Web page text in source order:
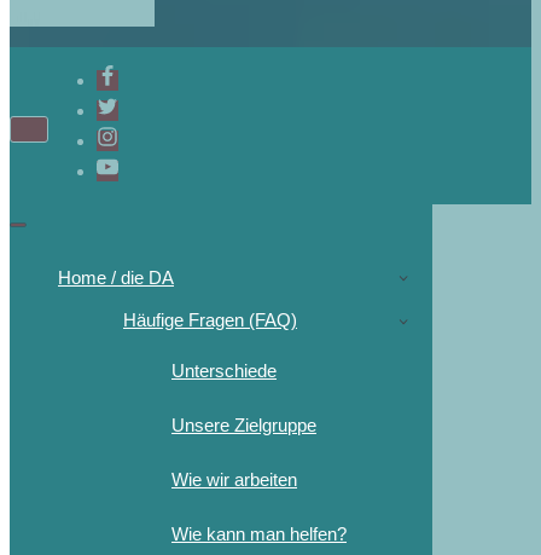
Home / die DA
Häufige Fragen (FAQ)
Unterschiede
Unsere Zielgruppe
Wie wir arbeiten
Wie kann man helfen?